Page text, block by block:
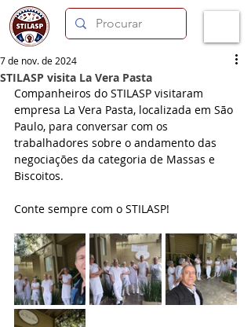
STILASP visita La Vera Pasta
7 de nov. de 2024
Companheiros do STILASP visitaram
empresa La Vera Pasta, localizada em São
Paulo, para conversar com os
trabalhadores sobre o andamento das
negociações da categoria de Massas e
Biscoitos.
Conte sempre com o STILASP!